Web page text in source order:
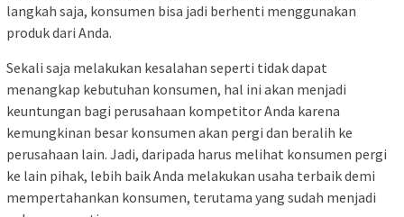
langkah saja, konsumen bisa jadi berhenti menggunakan
produk dari Anda.
Sekali saja melakukan kesalahan seperti tidak dapat
menangkap kebutuhan konsumen, hal ini akan menjadi
keuntungan bagi perusahaan kompetitor Anda karena
kemungkinan besar konsumen akan pergi dan beralih ke
perusahaan lain. Jadi, daripada harus melihat konsumen pergi
ke lain pihak, lebih baik Anda melakukan usaha terbaik demi
mempertahankan konsumen, terutama yang sudah menjadi